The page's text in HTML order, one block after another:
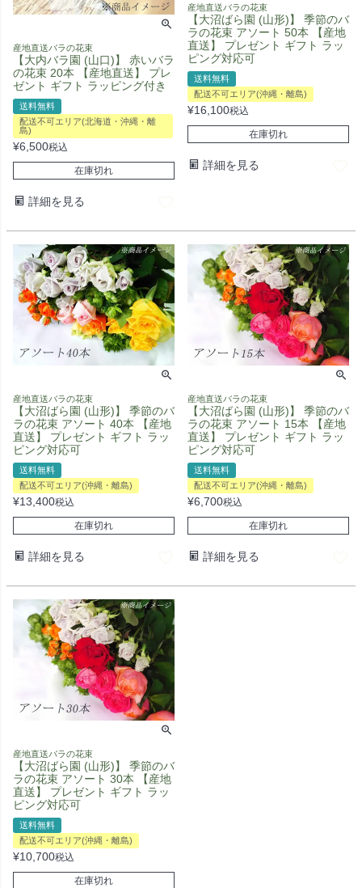
産地直送バラの花束
【大内バラ園 (山口)】 赤いバラ
の花束 20本 【産地直送】 プレ
ゼント ギフト ラッピング付き
送料無料
配送不可エリア(北海道・沖縄・離
島)
¥6,500税込
在庫切れ
詳細を見る
産地直送バラの花束
【大沼ばら園 (山形)】 季節のバ
ラの花束 アソート 50本 【産地
直送】 プレゼント ギフト ラッ
ピング対応可
送料無料
配送不可エリア(沖縄・離島)
¥16,100税込
在庫切れ
詳細を見る
産地直送バラの花束
【大沼ばら園 (山形)】 季節のバ
ラの花束 アソート 40本 【産地
直送】 プレゼント ギフト ラッ
ピング対応可
送料無料
配送不可エリア(沖縄・離島)
¥13,400税込
在庫切れ
詳細を見る
産地直送バラの花束
【大沼ばら園 (山形)】 季節のバ
ラの花束 アソート 15本 【産地
直送】 プレゼント ギフト ラッ
ピング対応可
送料無料
配送不可エリア(沖縄・離島)
¥6,700税込
在庫切れ
詳細を見る
産地直送バラの花束
【大沼ばら園 (山形)】 季節のバ
ラの花束 アソート 30本 【産地
直送】 プレゼント ギフト ラッ
ピング対応可
送料無料
配送不可エリア(沖縄・離島)
¥10,700税込
在庫切れ